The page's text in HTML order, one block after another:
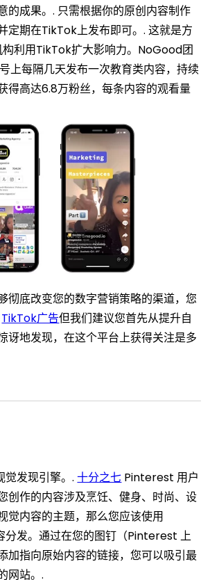
的成果。. 只需根据你的原创内容制作
定期在TikTok上发布即可。. 这就是方
利用TikTok扩大影响力。NoGood团
上每隔几天发布一次教育类内容，持续
得高达6.8万粉丝，每条内容的观看量
彻底改变您的数字营销策略的渠道，您
TikTok广告但我们建议您首先从提升自
讶地发现，在这个平台上获得关注是多
觉发现引擎。.十分之七 Pinterest 用户
创作的内容涉及烹饪、健身、时尚、设
觉内容的主题，那么您应该使用
发。通过在您的图钉（Pinterest 上
加指向原始内容的链接，您可以吸引最
网站。.